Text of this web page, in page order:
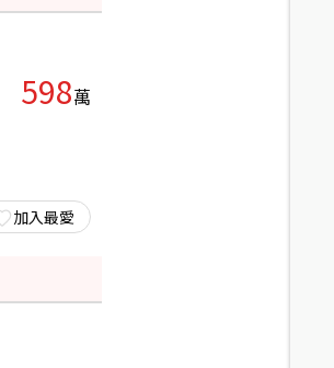
598萬
加入最愛